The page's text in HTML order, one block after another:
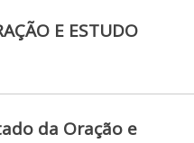
E ESTUDO
da Oração e